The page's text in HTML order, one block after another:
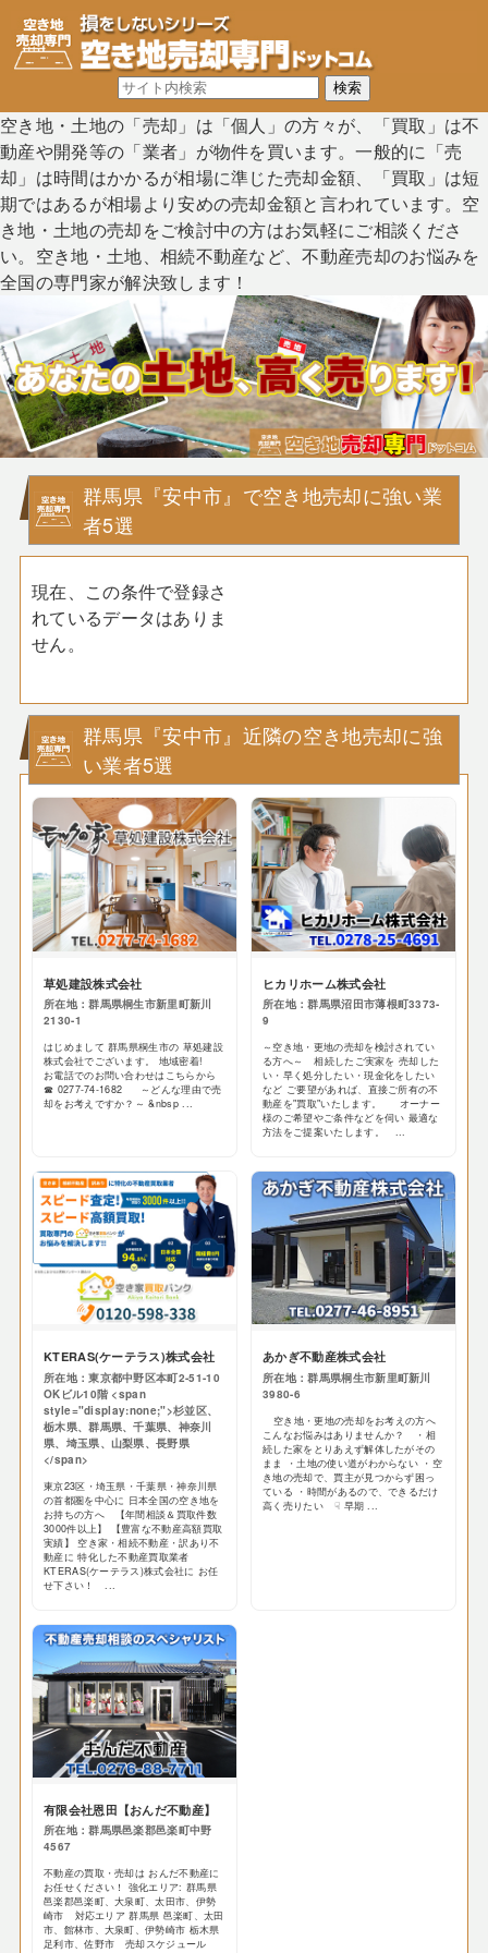
空き地・土地の「売却」は「個人」の方々が、「買取」は不
動産や開発等の「業者」が物件を買います。一般的に「売
却」は時間はかかるが相場に準じた売却金額、「買取」は短
期ではあるが相場より安めの売却金額と言われています。空
き地・土地の売却をご検討中の方はお気軽にご相談くださ
い。空き地・土地、相続不動産など、不動産売却のお悩みを
全国の専門家が解決致します！
群馬県『安中市』で空き地売却に強い業
者5選
現在、この条件で登録さ
れているデータはありま
せん。
群馬県『安中市』近隣の空き地売却に強
い業者5選
草処建設株式会社
所在地：群馬県桐生市新里町新川
2130-1
はじめまして 群馬県桐生市の 草処建設
株式会社でございます。 地域密着!
お電話でのお問い合わせはこちらから
☎ 0277-74-1682 ～どんな理由で売
却をお考えですか？～ &nbsp ...
ヒカリホーム株式会社
所在地：群馬県沼田市薄根町3373-
9
～空き地・更地の売却を検討されてい
る方へ～ 相続したご実家を 売却した
い・早く処分したい・現金化をしたい
など ご要望があれば、直接ご所有の不
動産を"買取"いたします。 オーナー
様のご希望やご条件などを伺い 最適な
方法をご提案いたします。 ...
KTERAS(ケーテラス)株式会社
所在地：東京都中野区本町2-51-10
OKビル10階 <span
style="display:none;">杉並区、
栃木県、群馬県、千葉県、神奈川
県、埼玉県、山梨県、長野県
</span>
東京23区・埼玉県・千葉県・神奈川県
の首都圏を中心に 日本全国の空き地を
お持ちの方へ 【年間相談＆買取件数
3000件以上】 【豊富な不動産高額買取
実績】 空き家・相続不動産・訳あり不
動産に 特化した不動産買取業者
KTERAS(ケーテラス)株式会社に お任
せ下さい！ ...
あかぎ不動産株式会社
所在地：群馬県桐生市新里町新川
3980-6
空き地・更地の売却をお考えの方へ
こんなお悩みはありませんか？ ・相
続した家をとりあえず解体したがその
まま ・土地の使い道がわからない ・空
き地の売却で、買主が見つからず困っ
ている ・時間があるので、できるだけ
高く売りたい ☟ 早期 ...
有限会社恩田【おんだ不動産】
所在地：群馬県邑楽郡邑楽町中野
4567
不動産の買取・売却は おんだ不動産に
お任せください！ 強化エリア: 群馬県
邑楽郡邑楽町、大泉町、太田市、伊勢
崎市 対応エリア 群馬県 邑楽町、太田
市、館林市、大泉町、伊勢崎市 栃木県
足利市、佐野市 売却スケジュール